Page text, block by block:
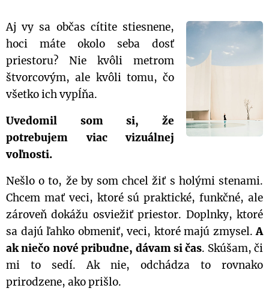
Aj vy sa občas cítite stiesnene,
hoci máte okolo seba dosť
priestoru? Nie kvôli metrom
štvorcovým, ale kvôli tomu, čo
všetko ich vypĺňa.
Uvedomil som si, že
potrebujem viac vizuálnej
voľnosti.
Nešlo o to, že by som chcel žiť s holými stenami.
Chcem mať veci, ktoré sú praktické, funkčné, ale
zároveň dokážu osviežiť priestor. Doplnky, ktoré
sa dajú ľahko obmeniť, veci, ktoré majú zmysel.A
ak niečo nové pribudne, dávam si čas. Skúšam, či
mi to sedí. Ak nie, odchádza to rovnako
prirodzene, ako prišlo.